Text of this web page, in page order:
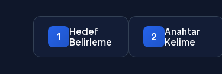
1
Hedef
Belirleme
2
Anahtar
Kelime